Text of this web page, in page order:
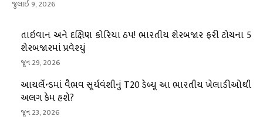
જુલાઇ 9, 2026
તાઇવાન અને દક્ષિણ કોરિયા ઠપ! ભારતીય શેરબજાર ફરી ટોચના 5
શેરબજારમાં પ્રવેશ્યું
જૂન 29, 2026
આયર્લેન્ડમાં વૈભવ સૂર્યવંશીનું T20 ડેબ્યૂ આ ભારતીય ખેલાડીઓથી
અલગ કેમ હશે?
જૂન 23, 2026